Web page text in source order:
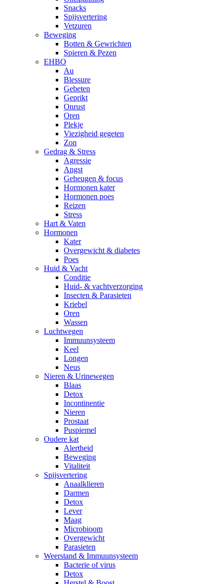
Snacks
Spijsvertering
Vetzuren
Beweging
Botten & Gewrichten
Spieren & Pezen
EHBO
Au
Blessure
Gebeten
Geprikt
Onrust
Oren
Plekje
Viezigheid gegeten
Zon
Gedrag & Stress
Agressie
Angst
Geheugen & focus
Hormonen kater
Hormonen poes
Reizen
Stress
Hart & Vaten
Hormonen
Kater
Overgewicht & diabetes
Poes
Huid & Vacht
Conditie
Huid- & vachtverzorging
Insecten & Parasieten
Kriebel
Oren
Wassen
Luchtwegen
Immuunsysteem
Keel
Longen
Neus
Nieren & Urinewegen
Blaas
Detox
Incontinentie
Nieren
Prostaat
Puspiemel
Oudere kat
Alertheid
Beweging
Vitaliteit
Spijsvertering
Anaalklieren
Darmen
Detox
Lever
Maag
Microbioom
Overgewicht
Parasieten
Weerstand & Immuunsysteem
Bacterie of virus
Detox